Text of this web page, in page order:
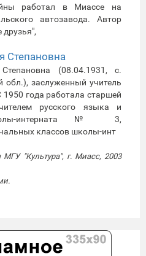
работал в Миассе на
автозавода. Автор
Степановна
(08.04.1931, с.
обл.), заслуженный учитель
года работала старшей
русского языка и
интерната № 3,
классов школы-инт
"Культура", г. Миасс, 2003